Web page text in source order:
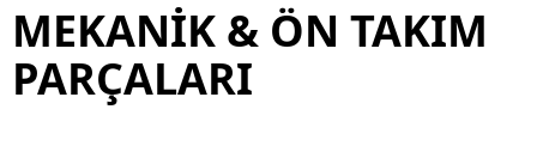
MEKANİK & ÖN TAKIM
PARÇALARI